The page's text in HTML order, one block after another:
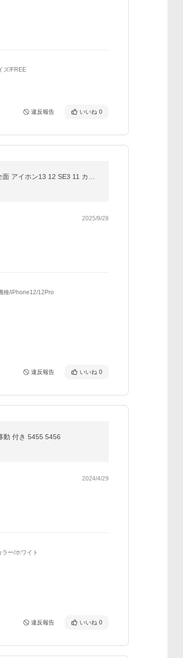
ズ/FREE
違反報告 いいね 0
2025/9/28
種/iPhone12/12Pro
違反報告 いいね 0
動 付き 5455 5456
2024/4/29
ー/ホワイト
違反報告 いいね 0